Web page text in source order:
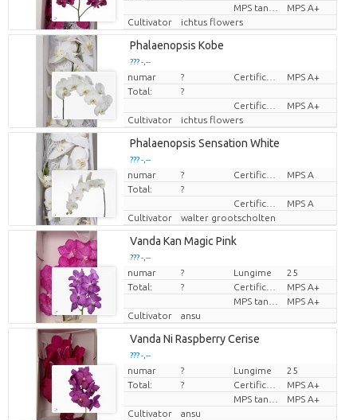
MPS A+
Cultivator
ichtus flowers
Phalaenopsis Kobe
??? -,--
Pret per bucata
numar ?
MPS A+
Total:
?
MPS A+
Cultivator
ichtus flowers
Phalaenopsis Sensation White
??? -,--
Pret per bucata
numar ?
MPS A
Total:
?
MPS A
Cultivator
walter grootscholten
Vanda Kan Magic Pink
??? -,--
Pret per bucata
numar ? Lungime
25
Total:
?
MPS A+
MPS A+
Cultivator
ansu
Vanda Ni Raspberry Cerise
??? -,--
Pret per bucata
numar ? Lungime
25
Total:
?
MPS A+
MPS A+
Cultivator
ansu